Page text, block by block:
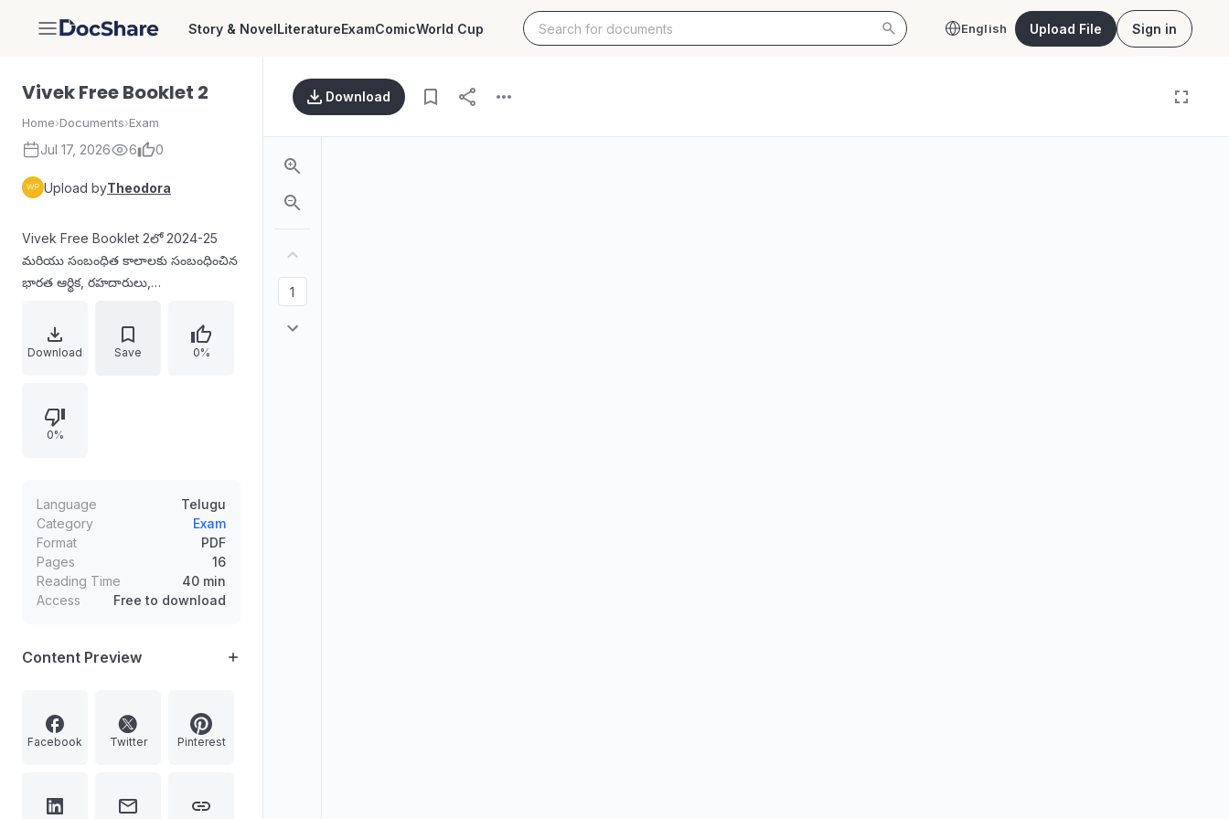
DocShare Story & NovelLiteratureExamComicWorld Cup English Upload File Sign in
Vivek Free Booklet 2
Home›Documents›Exam
Jul 17, 2026 6 0
Upload byTheodora
Vivek Free Booklet 2లో 2024-25
మరియు సంబంధిత కాలాలకు సంబంధించిన
భారత ఆర్థిక, రహదారులు,
ఉక్కు/తయారీ రంగాలు, అలాగే ఎలక్ట్రానిక్
మార్కెట్ వాటా వంటి అంశాలపై బహుళ
ఉన్నాయి.
Download Save 0%
0%
Language
Telugu
Category
Exam
Format
PDF
Pages
16
Reading Time
40 min
Access
Free to download
Content Preview
Facebook Twitter Pinterest
Download